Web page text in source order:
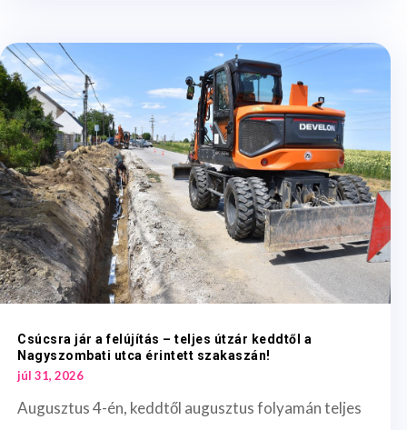
Csúcsra jár a felújítás – teljes útzár keddtől a
Nagyszombati utca érintett szakaszán!
júl 31, 2026
Augusztus 4-én, keddtől augusztus folyamán teljes